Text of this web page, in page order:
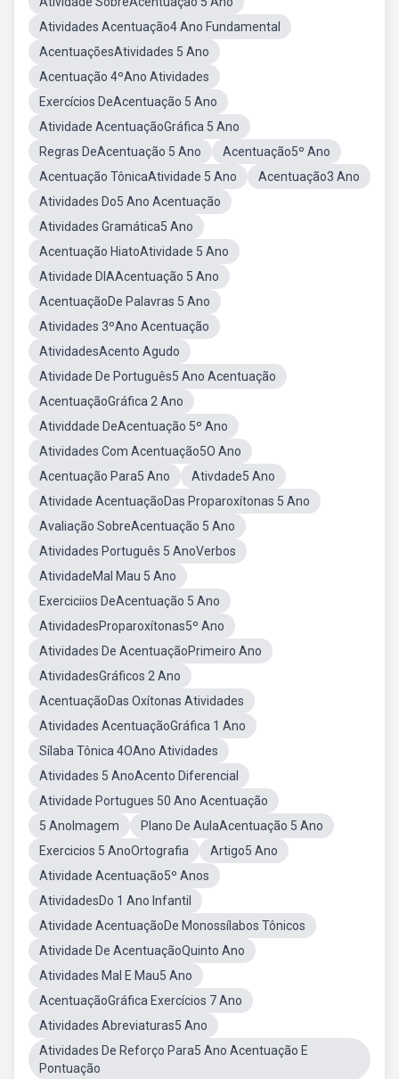
Atividades Acentuação4 Ano Fundamental
AcentuaçõesAtividades 5 Ano
Acentuação 4ºAno Atividades
Exercícios DeAcentuação 5 Ano
Atividade AcentuaçãoGráfica 5 Ano
Regras DeAcentuação 5 Ano
Acentuação5º Ano
Acentuação TônicaAtividade 5 Ano
Acentuação3 Ano
Atividades Do5 Ano Acentuação
Atividades Gramática5 Ano
Acentuação HiatoAtividade 5 Ano
Atividade DIAAcentuação 5 Ano
AcentuaçãoDe Palavras 5 Ano
Atividades 3ºAno Acentuação
AtividadesAcento Agudo
Atividade De Português5 Ano Acentuação
AcentuaçãoGráfica 2 Ano
Atividdade DeAcentuação 5º Ano
Atividades Com Acentuação5O Ano
Acentuação Para5 Ano
Ativdade5 Ano
Atividade AcentuaçãoDas Proparoxítonas 5 Ano
Avaliação SobreAcentuação 5 Ano
Atividades Português 5 AnoVerbos
AtividadeMal Mau 5 Ano
Exerciciios DeAcentuação 5 Ano
AtividadesProparoxítonas5º Ano
Atividades De AcentuaçãoPrimeiro Ano
AtividadesGráficos 2 Ano
AcentuaçãoDas Oxítonas Atividades
Atividades AcentuaçãoGráfica 1 Ano
Sílaba Tônica 4OAno Atividades
Atividades 5 AnoAcento Diferencial
Atividade Portugues 50 Ano Acentuação
5 AnoImagem
Plano De AulaAcentuação 5 Ano
Exercicios 5 AnoOrtografia
Artigo5 Ano
Atividade Acentuação5º Anos
AtividadesDo 1 Ano Infantil
Atividade AcentuaçãoDe Monossílabos Tônicos
Atividade De AcentuaçãoQuinto Ano
Atividades Mal E Mau5 Ano
AcentuaçãoGráfica Exercícios 7 Ano
Atividades Abreviaturas5 Ano
Atividades De Reforço Para5 Ano Acentuação E
Pontuação